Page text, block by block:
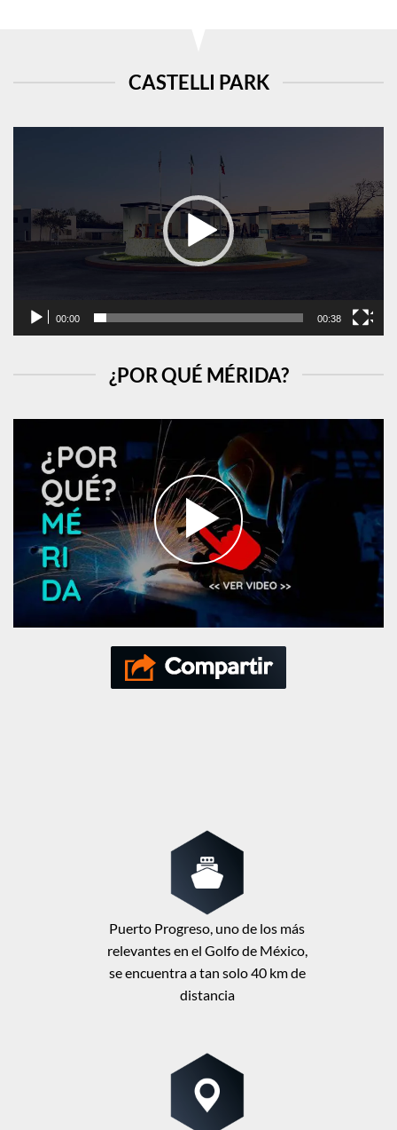
CASTELLI PARK
00:00 00:38
¿POR QUÉ MÉRIDA?
Puerto Progreso, uno de los más
relevantes en el Golfo de México,
se encuentra a tan solo 40 km de
distancia